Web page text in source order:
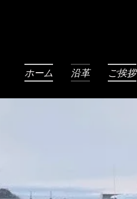
ホーム 沿革 ご挨拶